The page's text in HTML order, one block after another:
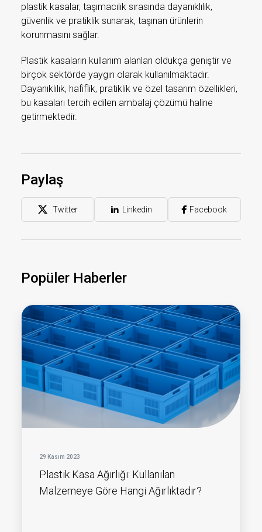
plastik kasalar, taşımacılık sırasında dayanıklılık,
güvenlik ve pratiklik sunarak, taşınan ürünlerin
korunmasını sağlar.
Plastik kasaların kullanım alanları oldukça geniştir ve
birçok sektörde yaygın olarak kullanılmaktadır.
Dayanıklılık, hafiflik, pratiklik ve özel tasarım özellikleri,
bu kasaları tercih edilen ambalaj çözümü haline
getirmektedir.
Paylaş
Twitter Linkedin Facebook
Popüler Haberler
29 Kasım 2023
Plastik Kasa Ağırlığı: Kullanılan
Malzemeye Göre Hangi Ağırlıktadır?